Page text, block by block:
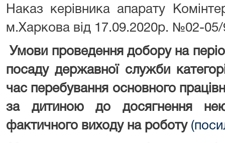
Наказ керівника апарату
м.Харкова від 17.09.2020р. №02-
Умови проведеннядоборуна
посаду державної служби
час перебування основного
за дитиною до досягнення
фактичного виходу на роботу